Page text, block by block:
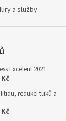
a služby
Excelent 2021
redukci tuků a
Kč